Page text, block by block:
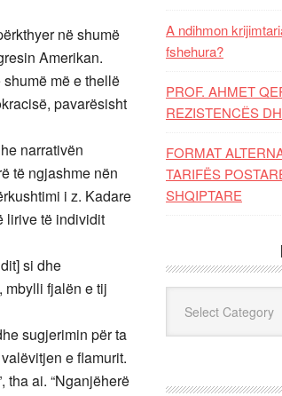
në shumë
Amerikan.
më e thellë
pavarësisht
narrativën
të ngjashme nën
i z. Kadare
lirive të individit
si dhe
mbylli fjalën e tij
sugjerimin për ta
e flamurit.
tha ai. “Nganjëherë
A ndihmon
fshehura?
PROF. AHMET
REZISTENCЁS
FORMAT
TARIFËS
SHQIPTARE